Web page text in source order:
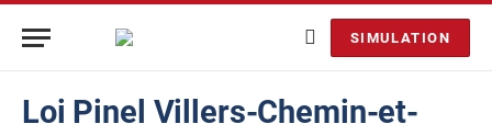
SIMULATION
Loi Pinel Villers-Chemin-et-